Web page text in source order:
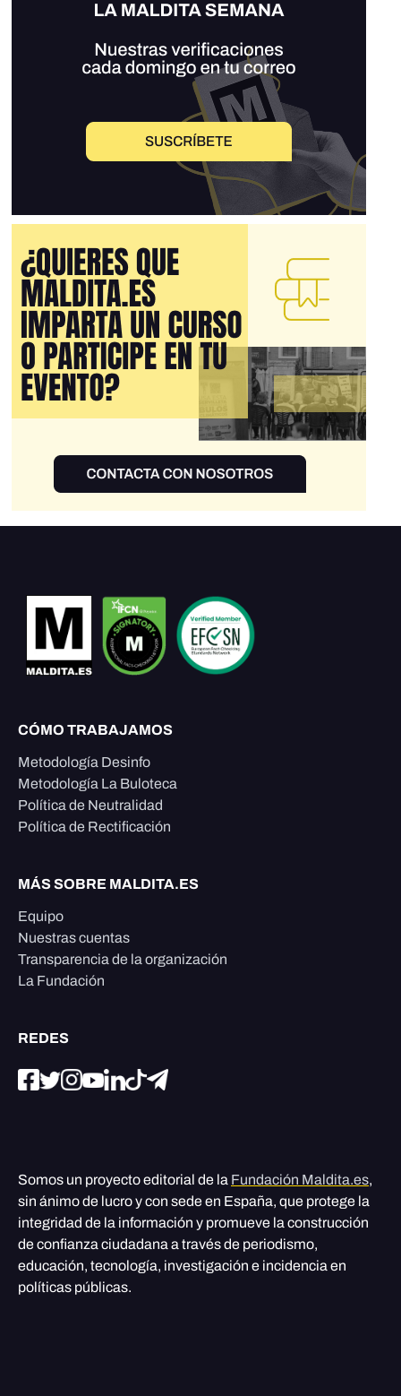
CÓMO TRABAJAMOS
Metodología Desinfo
Metodología La Buloteca
Política de Neutralidad
Política de Rectificación
MÁS SOBRE MALDITA.ES
Equipo
Nuestras cuentas
Transparencia de la organización
La Fundación
REDES
Somos un proyecto editorial de la Fundación Maldita.es,
sin ánimo de lucro y con sede en España, que protege la
integridad de la información y promueve la construcción
de confianza ciudadana a través de periodismo,
educación, tecnología, investigación e incidencia en
políticas públicas.